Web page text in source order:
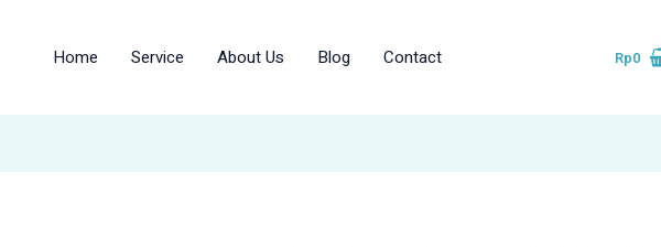
Home Service About Us Blog Contact Rp0